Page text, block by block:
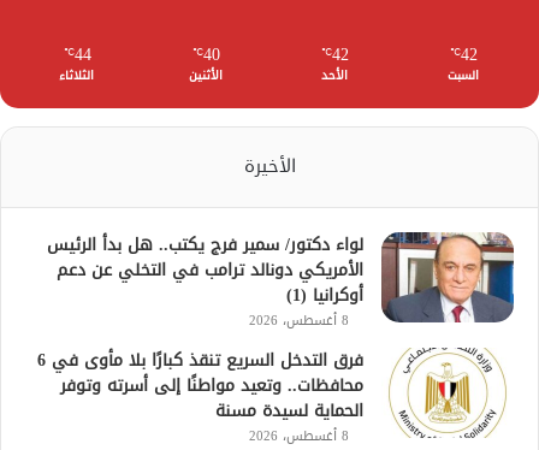
42
℃
السبت
42
℃
الأحد
40
℃
الأثنين
44
℃
الثلاثاء
الأخيرة
لواء دكتور/ سمير فرج يكتب.. هل بدأ الرئيس
الأمريكي دونالد ترامب في التخلي عن دعم
أوكرانيا (1)
8 أغسطس، 2026
فرق التدخل السريع تنقذ كبارًا بلا مأوى في 6
محافظات.. وتعيد مواطنًا إلى أسرته وتوفر
الحماية لسيدة مسنة
8 أغسطس، 2026